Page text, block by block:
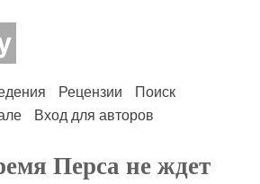
Рецензии
Поиск
Вход для авторов
Перса не ждет